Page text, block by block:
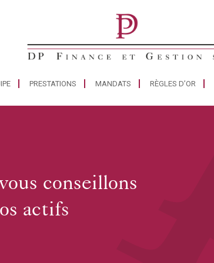
PRESTATIONS MANDATS RÈGLES D’OR